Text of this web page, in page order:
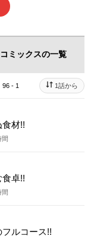
コミックスの一覧
96 - 1 1話から
材!!
間
卓!!
間
ルコース!!